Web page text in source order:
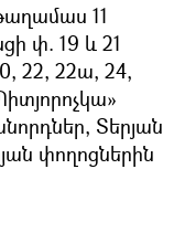
11
փ. 19 և 21
22, 22ա, 24,
Տերյան
փողոցներին